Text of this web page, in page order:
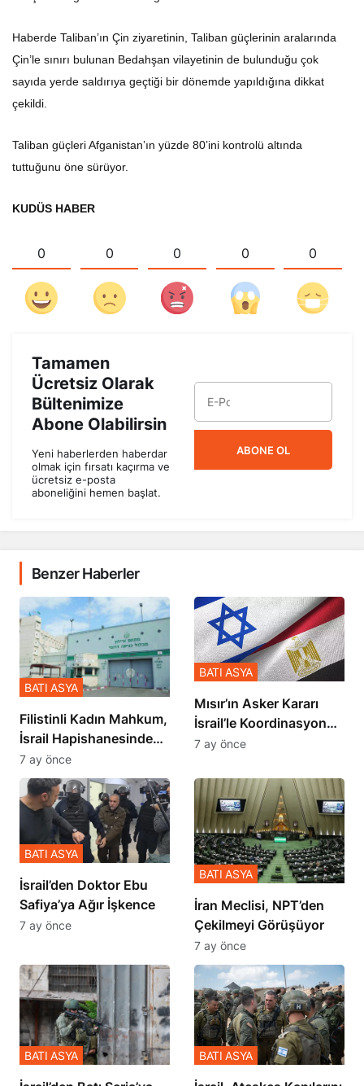
Haberde Taliban’ın Çin ziyaretinin, Taliban güçlerinin aralarında
Çin’le sınırı bulunan Bedahşan vilayetinin de bulunduğu çok
sayıda yerde saldırıya geçtiği bir dönemde yapıldığına dikkat
çekildi.
Taliban güçleri Afganistan’ın yüzde 80’ini kontrolü altında
tuttuğunu öne sürüyor.
KUDÜS HABER
0 0 0 0 0
Tamamen
Ücretsiz Olarak
Bültenimize
Abone Olabilirsin
Yeni haberlerden haberdar
olmak için fırsatı kaçırma ve
ücretsiz e-posta
aboneliğini hemen başlat.
ABONE OL
Benzer Haberler
Filistinli Kadın Mahkum,
İsrail Hapishanesindeki
Zulmü Anlattı
BATI ASYA
7 ay önce
Mısır’ın Asker Kararı
İsrail’le Koordinasyon
İçinde Gerçekleşmiş
BATI ASYA
7 ay önce
İsrail’den Doktor Ebu
Safiya’ya Ağır İşkence
BATI ASYA
7 ay önce
İran Meclisi, NPT’den
Çekilmeyi Görüşüyor
BATI ASYA
7 ay önce
BATI ASYA BATI ASYA